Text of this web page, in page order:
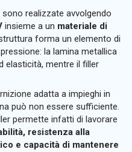
sono realizzate avvolgendo
insieme a un materiale di
forma un elemento di
la lamina metallica
elasticità, mentre il filler
adatta a impieghi in
può non essere sufficiente.
permette infatti di lavorare
resistenza alla
e capacità di mantenere